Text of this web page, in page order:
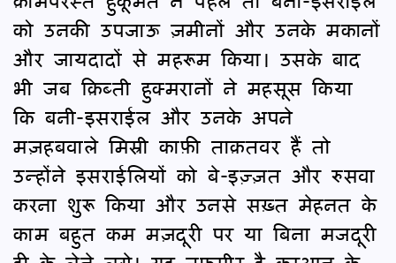
को उनकी उपजाऊ ज़मीनों और उनके मकानों
और जायदादों से महरूम किया। उसके बाद
भी जब क़िब्ती हुक्मरानों ने महसूस किया
कि बनी-इसराईल और उनके अपने
मज़हबवाले मिस्री काफ़ी ताक़तवर हैं तो
उन्होंने इसराईलियों को बे-इज़्ज़त और रुसवा
करना शुरू किया और उनसे सख़्त मेहनत के
काम बहुत कम मज़दूरी पर या बिना मजदूरी